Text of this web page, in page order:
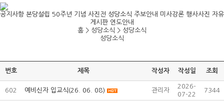
공지사항 본당설립 50주년 기념 사진전 성당소식 주보안내 미사강론 행사사진 자유
게시판 연도안내
홈 > 성당소식 > 성당소식
성당소식
번호 제목 작성자 작성일 조회
602 예비신자 입교식(26. 06. 08) 관리자
2026-
07-22
7344